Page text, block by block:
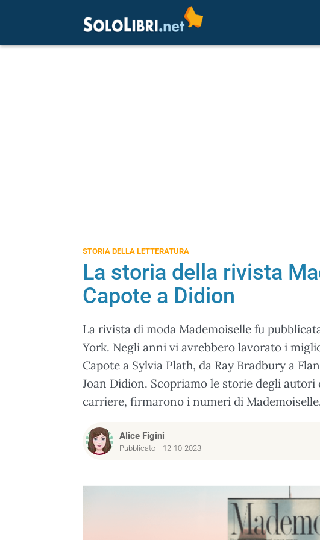
STORIA DELLA LETTERATURA
La storia della rivista
Capote a Didion
La rivista di moda Mademoiselle fu
York. Negli anni vi avrebbero lavorato i
Capote a Sylvia Plath, da Ray Bradbury a
Joan Didion. Scopriamo le storie degli
carriere, firmarono i numeri di
Alice Figini
Pubblicato il 12-10-2023